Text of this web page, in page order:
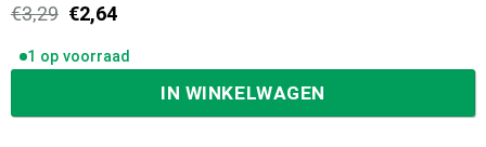
€3,29 Oorspronkelijke
prijs
was:
€3,29.
€2,64Huidige
is:
€2,64.
1 op voorraad
IN WINKELWAGEN